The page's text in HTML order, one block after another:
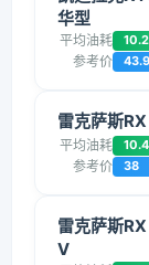
华型
平均油耗
参考价
雷克萨斯
平均油耗
参考价 38
雷克萨斯
V